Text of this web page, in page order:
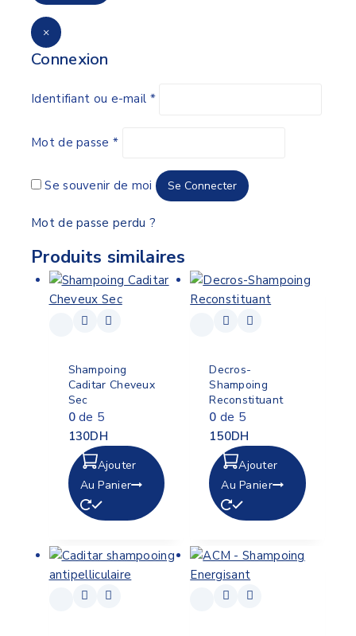
×
Connexion
Identifiant ou e-mail *
Mot de passe *
Se souvenir de moi Se Connecter
Mot de passe perdu ?
Produits similaires
Shampoing
Caditar Cheveux
Sec
0de 5
130DH
Ajouter
Au Panier
Decros-
Shampoing
Reconstituant
0 de 5
150DH
Ajouter
Au Panier